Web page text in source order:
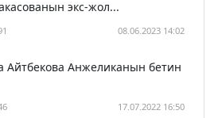
экс-жол...
08.06.2023 14:02
Айтбекова Анжеликанын бетин
17.07.2022 16:50